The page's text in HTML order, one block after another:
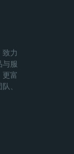
力
服
富
、